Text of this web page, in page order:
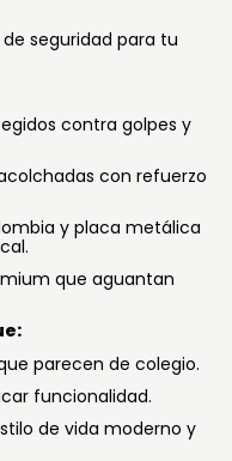
seguridad para tu
contra golpes y
con refuerzo
y placa metálica
que aguantan
parecen de colegio.
funcionalidad.
de vida moderno y